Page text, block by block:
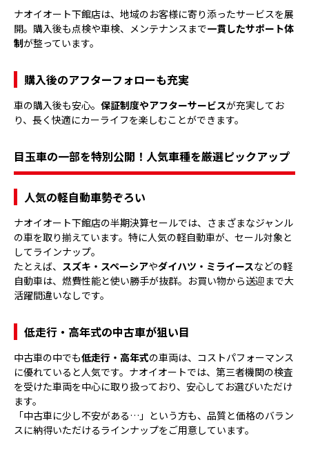
ナオイオート下館店は、地域のお客様に寄り添ったサービスを展
開。購入後も点検や車検、メンテナンスまで一貫したサポート体
制が整っています。
購入後のアフターフォローも充実
車の購入後も安心。 保証制度やアフターサービスが充実してお
り、長く快適にカーライフを楽しむことができます。
目玉車の一部を特別公開！人気車種を厳選ピックアップ
人気の軽自動車勢ぞろい
ナオイオート下館店の半期決算セールでは、さまざまなジャンル
の車を取り揃えています。特に人気の軽自動車が、セール対象と
してラインナップ。
たとえば、 スズキ・スペーシアやダイハツ・ミライースなどの軽
自動車は、燃費性能と使い勝手が抜群。お買い物から送迎まで大
活躍間違いなしです。
低走行・高年式の中古車が狙い目
中古車の中でも低走行・高年式の車両は、コストパフォーマンス
に優れていると人気です。ナオイオートでは、第三者機関の検査
を受けた車両を中心に取り扱っており、安心してお選びいただけ
ます。
「中古車に少し不安がある…」という方も、品質と価格のバラン
スに納得いただけるラインナップをご用意しています。